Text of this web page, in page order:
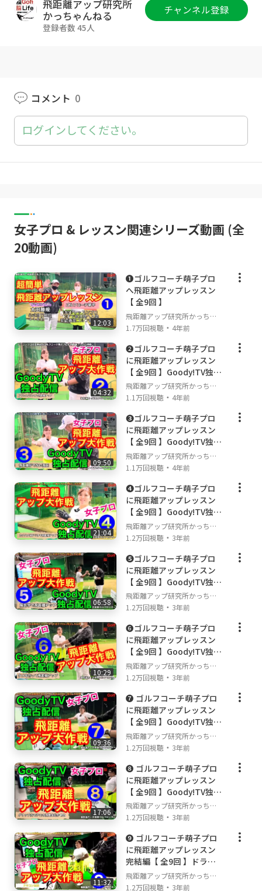
飛距離アップ研究所
かっちゃんねる
登録者数 45人
チャンネル登録
コメント 0
ログインしてください。
女子プロ & レッスン関連シリーズ動画 (全
20動画)
12:03
❶ゴルフコーチ萌子プロ
へ飛距離アップレッスン
【 全9回 】
飛距離アップ研究所かっちゃ
んねる
1.7万回視聴 ・ 4年前
04:32
❷ゴルフコーチ萌子プロ
に飛距離アップレッスン
【 全9回 】Goody!TV独占
配信
飛距離アップ研究所かっちゃ
んねる
1.1万回視聴 ・ 4年前
09:50
❸ゴルフコーチ萌子プロ
に飛距離アップレッスン
【 全9回 】Goody!TV独占
配信
飛距離アップ研究所かっちゃ
んねる
1.1万回視聴 ・ 4年前
21:04
❹ゴルフコーチ萌子プロ
に飛距離アップレッスン
【 全9回 】Goody!TV独占
配信
飛距離アップ研究所かっちゃ
んねる
1.2万回視聴 ・ 3年前
06:58
❺ゴルフコーチ萌子プロ
に飛距離アップレッスン
【 全9回 】Goody!TV独占
配信
飛距離アップ研究所かっちゃ
んねる
1.2万回視聴 ・ 3年前
10:29
❻ゴルフコーチ萌子プロ
に飛距離アップレッスン
【 全9回 】Goody!TV独占
配信
飛距離アップ研究所かっちゃ
んねる
1.2万回視聴 ・ 3年前
09:36
❼ ゴルフコーチ萌子プロ
に飛距離アップレッスン
【 全9回 】Goody!TV独占
配信
飛距離アップ研究所かっちゃ
んねる
1.2万回視聴 ・ 3年前
17:06
❽ ゴルフコーチ萌子プロ
に飛距離アップレッスン
【 全9回 】Goody!TV独占
配信
飛距離アップ研究所かっちゃ
んねる
1.2万回視聴 ・ 3年前
11:32
❾ ゴルフコーチ萌子プロ
に飛距離アップレッスン
完結編【 全9回 】ドラコ
ン対決❗️ Goody!TV独占配
信
飛距離アップ研究所かっちゃ
んねる
1.2万回視聴 ・ 3年前